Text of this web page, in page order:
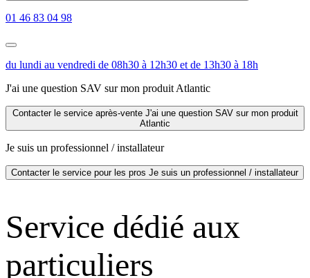
01 46 83 04 98
du lundi au vendredi de 08h30 à 12h30 et de 13h30 à 18h
J'ai une question SAV sur mon produit Atlantic
Contacter le service après-vente J'ai une question SAV sur mon produit
Atlantic
Je suis un professionnel / installateur
Contacter le service pour les pros Je suis un professionnel / installateur
Service dédié aux
particuliers